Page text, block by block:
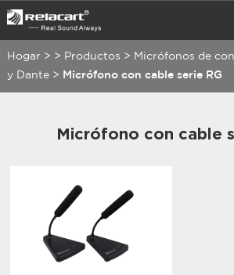
Hogar > > Productos > Micrófonos de
y Dante> Micrófono con cable serie RG
Micrófono con cable